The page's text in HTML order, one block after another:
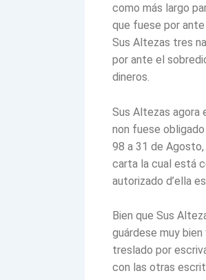
como más largo
que fuese por
Sus Altezas tres
por ante el
dineros.
Sus Altezas agora
non fuese
98 a 31 de
carta la cual está
autorizado d’ella
Bien que Sus
guárdese muy
treslado por
con las otras